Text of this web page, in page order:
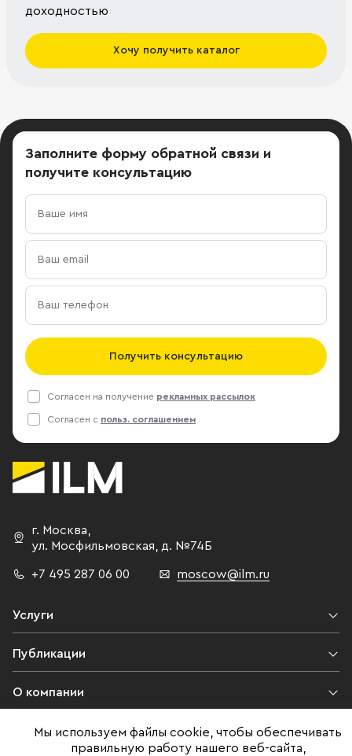
доходностью
Хочу получить каталог
Заполните форму обратной связи и
получите консультацию
Получить консультацию
Согласен на получение рекламных рассылок
Согласен с польз. соглашением
г. Москва
ул. Мосфильмовская,
д. №74Б
+7 495 287 06 00 moscow@ilm.ru
Услуги
Публикации
О компании
Контакты
Мы используем файлы cookie, чтобы обеспечивать
правильную работу нашего веб-сайта,